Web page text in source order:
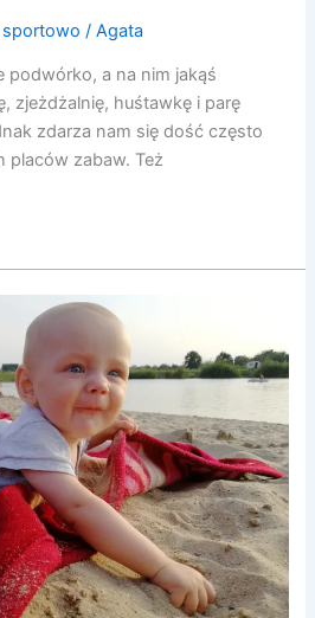
sportowo /Agata
podwórko, a na nim jakąś
zjeżdżalnię, huśtawkę i parę
zdarza nam się dość często
placów zabaw. Też